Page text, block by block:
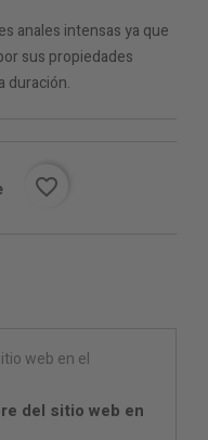
anales intensas ya que
sus propiedades
duración.
favorite_border
del sitio web en